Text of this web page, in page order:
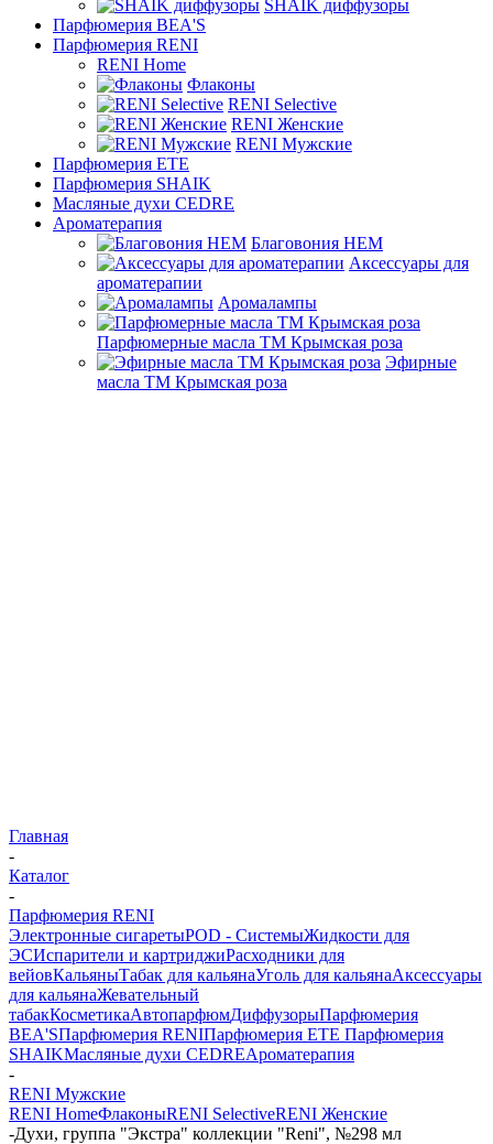
SHAIK диффузоры
Парфюмерия BEA'S
Парфюмерия RENI
RENI Home
Флаконы
RENI Selective
RENI Женские
RENI Мужские
Парфюмерия ETE
Парфюмерия SHAIK
Масляные духи CEDRE
Ароматерапия
Благовония HEM
Аксессуары для
ароматерапии
Аромалампы
Парфюмерные масла ТМ Крымская роза
Эфирные
масла ТМ Крымская роза
Главная
-
Каталог
-
Парфюмерия RENI
Электронные сигаретыPOD - СистемыЖидкости для
ЭСИспарители и картриджиРасходники для
вейовКальяныТабак для кальянаУголь для кальянаАксессуары
для кальянаЖевательный
табакКосметикаАвтопарфюмДиффузорыПарфюмерия
BEA'SПарфюмерия RENIПарфюмерия ETE Парфюмерия
SHAIKМасляные духи CEDREАроматерапия
-
RENI Мужские
RENI HomeФлаконыRENI SelectiveRENI Женские
-Духи, группа "Экстра" коллекции "Reni", №298 мл